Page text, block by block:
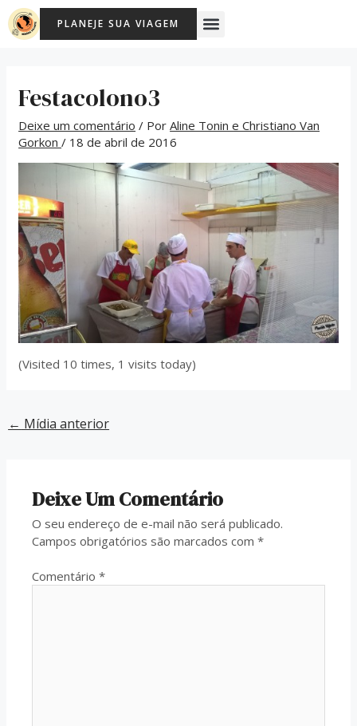
para
PLANEJE SUA VIAGEM Menu
Festacolono3
Deixe um comentário / PorAline Tonin e Christiano Van
Gorkon/ 18 de abril de 2016
(Visited 10 times, 1 visits today)
Post
navigation
← Mídia anterior
Deixe Um Comentário
O seu endereço de e-mail não será publicado.
Campos obrigatórios são marcados com*
Comentário*